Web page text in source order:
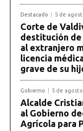
Destacado 5 de
Corte de
destitución
al extranjero
licencia
grave de su
Gobierno 5 de
Alcalde
al Gobierno
Agrícola para